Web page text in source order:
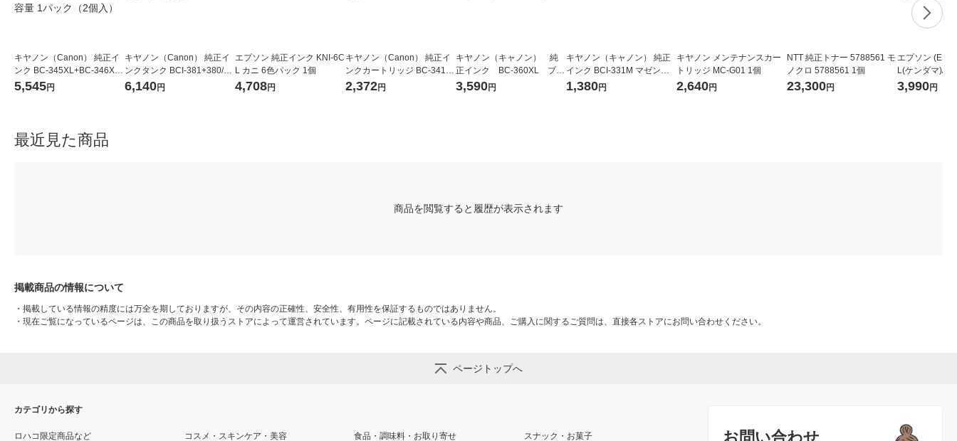
キヤノン（Canon） 純正イ
ンク BC-345XL+BC-346XL
（ブラック+3色カラー） 大
5,545円
キヤノン（Canon） 純正イ
ンクタンク BCI-381+380/5
MP 標準 1パック（5色入）
6,140円
エプソン 純正インク KNI-6C
L カニ 6色パック 1個
4,708円
キヤノン（Canon） 純正イ
ンクカートリッジ BC-341 3
色一体型 標準 1個
2,372円
キヤノン（キャノン） 純
正インク BC-360XL ブラ
ック（大容量） （3708C0
3,590円
キヤノン（キャノン） 純正
インク BCI-331M マゼンタ 1
個
1,380円
キヤノン メンテナンスカー
トリッジ MC-G01 1個
2,640円
NTT 純正トナー 5788561 モ
ノクロ 5788561 1個
23,300円
エプソン
L(ケンダマ)/ (
正インクボト
3,990円
最近見た商品
商品を閲覧すると履歴が表示されます
掲載商品の情報について
・ 掲載している情報の精度には万全を期しておりますが、その内容の正確性、安全性、有用性を保証するものではありません。
・ 現在ご覧になっているページは、この商品を取り扱うストアによって運営されています。ページに記載されている内容や商品、ご購入に関するご質問は、直接各ストアにお問い合わせください。
ページトップへ
お問い合わせ
カテゴリから探す
ロハコ限定商品など コスメ・スキンケア・美容 食品・調味料・お取り寄せ スナック・お菓子